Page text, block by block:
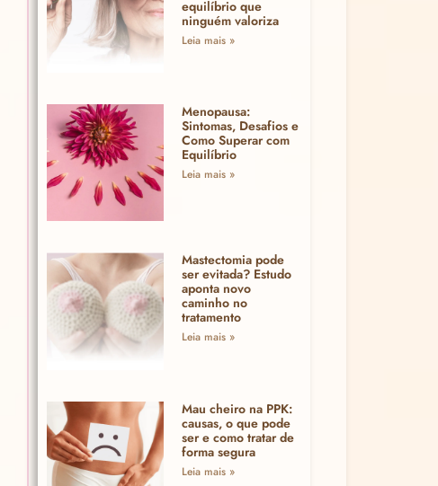
equilíbrio que
ninguém valoriza
Leia mais »
Menopausa:
Sintomas, Desafios e
Como Superar com
Equilíbrio
Leia mais »
Mastectomia pode
ser evitada? Estudo
aponta novo
caminho no
tratamento
Leia mais »
Mau cheiro na PPK:
causas, o que pode
ser e como tratar de
forma segura
Leia mais »